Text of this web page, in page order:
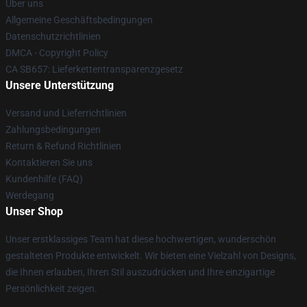
Über uns
Allgemeine Geschäftsbedingungen
Datenschutzrichtlinien
DMCA - Copyright Policy
CA SB657: Lieferkettentransparenzgesetz
Unsere Unterstützung
Versand und Lieferrichtlinien
Zahlungsbedingungen
Return & Refund Richtlinien
Kontaktieren Sie uns
Kundenhilfe (FAQ)
Werdegang
Unser Shop
Unser erstklassiges Team hat diese hochwertigen, wunderschön
gestalteten Produkte entwickelt. Wir bieten eine Vielzahl von Designs,
die Ihnen erlauben, Ihren Stil auszudrücken und Ihre einzigartige
Persönlichkeit zeigen.